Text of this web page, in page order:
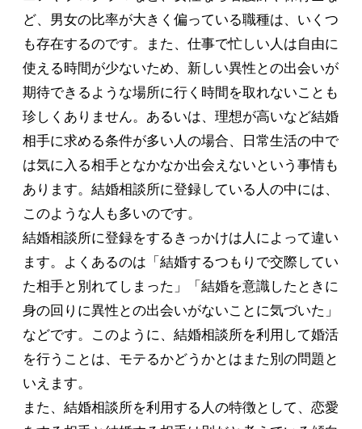
ど、男女の比率が大きく偏っている職種は、いくつ
も存在するのです。また、仕事で忙しい人は自由に
使える時間が少ないため、新しい異性との出会いが
期待できるような場所に行く時間を取れないことも
珍しくありません。あるいは、理想が高いなど結婚
相手に求める条件が多い人の場合、日常生活の中で
は気に入る相手となかなか出会えないという事情も
あります。結婚相談所に登録している人の中には、
このような人も多いのです。
結婚相談所に登録をするきっかけは人によって違い
ます。よくあるのは「結婚するつもりで交際してい
た相手と別れてしまった」「結婚を意識したときに
身の回りに異性との出会いがないことに気づいた」
などです。このように、結婚相談所を利用して婚活
を行うことは、モテるかどうかとはまた別の問題と
いえます。
また、結婚相談所を利用する人の特徴として、恋愛